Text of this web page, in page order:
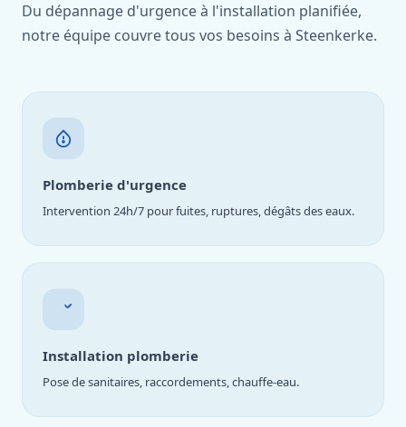
Du dépannage d'urgence à l'installation planifiée,
notre équipe couvre tous vos besoins à Steenkerke.
Plomberie d'urgence
Intervention 24h/7 pour fuites, ruptures, dégâts des eaux.
Installation plomberie
Pose de sanitaires, raccordements, chauffe-eau.